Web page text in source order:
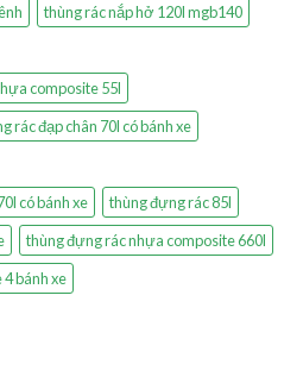
thùng rác nắp hở 120l mgb140
composite 55l
rác đạp chân 70l có bánh xe
có bánh xe
thùng đựng rác 85l
thùng đựng rác nhựa composite 660l
bánh xe